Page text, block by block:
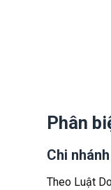
Phân
Chi
Theo Luật